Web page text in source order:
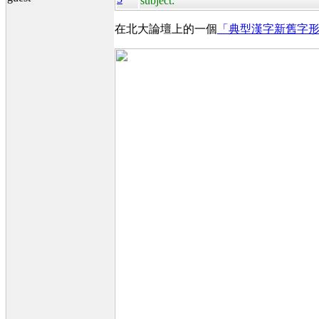
在北大論壇上的一個 「典型漢字新舊字